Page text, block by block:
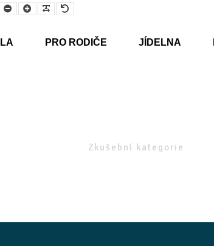
Smaller
Font
Larger
Font
Readable
Font
Default
Font
PRO RODIČE JÍDELNA
Zkušební kategorie